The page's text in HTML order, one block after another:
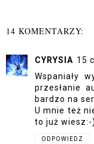
14 KOMENTARZY:
CYRYSIA 15
Wspaniały
przesłanie
bardzo na
U mnie też
to już wiesz:-)
ODPOWIEDZ